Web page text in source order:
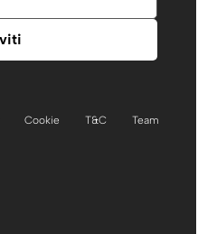
Cookie T&C
Team